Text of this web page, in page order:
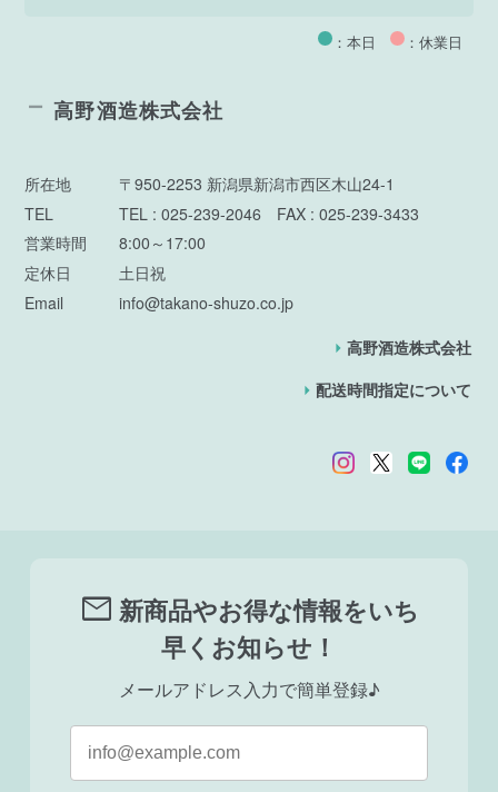
：本日 ：休業日
高野酒造株式会社
所在地
〒950-2253 新潟県新潟市西区木山24-1
TEL
TEL : 025-239-2046 FAX : 025-239-3433
営業時間
8:00～17:00
定休日
土日祝
Email
info@takano-shuzo.co.jp
高野酒造株式会社
配送時間指定について
mail 新商品やお得な情報をいち
早くお知らせ！
メールアドレス入力で簡単登録♪